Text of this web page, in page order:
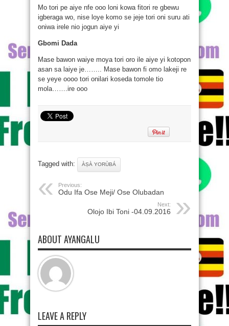
Mo tori pe aiye nfe ooo loni kowa fitori re gbewu
igberaga wo, nise loye komo se jeje tori oni suru ati
oniwa irele nio jogun aiye yi
Gbomi Dada
Mase bawon waiye moya tori oro ile aiye yi kotopon
asan sa laiye je…….. Mase bawon fi omo lakeji re
se yeye oooo tori onilari koseda tomole tio
mola…….ire ooo
Tagged with: ÀṢÀ YORÙBÁ
Previous:
Odu Ifa Ose Meji/ Ose Olubadan
Next:
Olojo Ibi Toni -04.09.2016
ABOUT AYANGALU
LEAVE A REPLY